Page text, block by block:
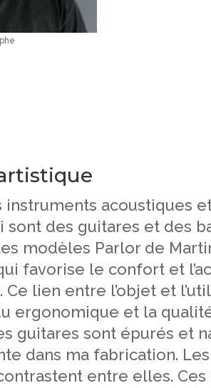
acoustiques
sont des guitares et des
modèles Parlor de
favorise le confort et
Ce lien entre l’objet et
ergonomique et la
guitares sont épurés et
dans ma fabrication.
entre elles.